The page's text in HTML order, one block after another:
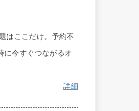
はここだけ。予約不
に今すぐつながるオ
詳細